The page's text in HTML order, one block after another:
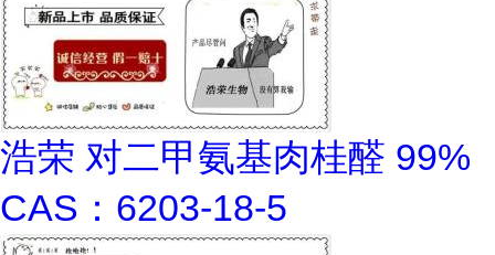
浩荣 对二甲氨基肉桂醛 99%
CAS：6203-18-5